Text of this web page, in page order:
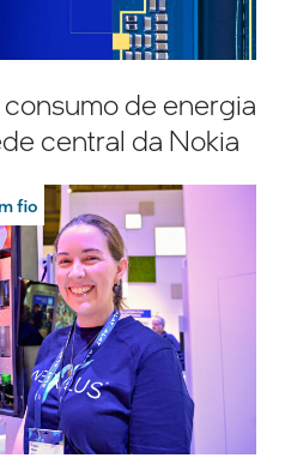
de energia
central da Nokia
fio